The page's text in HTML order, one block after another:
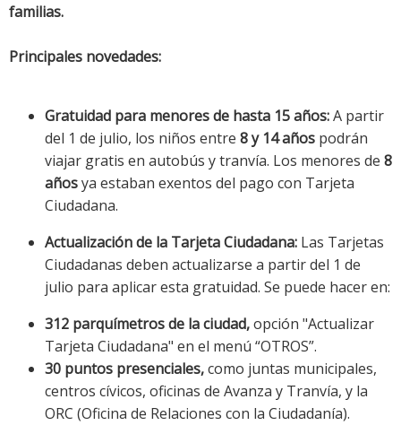
familias.
Principales novedades:
Gratuidad para menores de hasta 15 años:A partir
del 1 de julio, los niños entre 8 y 14 años podrán
viajar gratis en autobús y tranvía. Los menores de 8
añosya estaban exentos del pago con Tarjeta
Ciudadana.
Actualización de la Tarjeta Ciudadana: Las Tarjetas
Ciudadanas deben actualizarse a partir del 1 de
julio para aplicar esta gratuidad. Se puede hacer en:
312 parquímetros de la ciudad,opción "Actualizar
Tarjeta Ciudadana" en el menú “OTROS”.
30 puntos presenciales,como juntas municipales,
centros cívicos, oficinas de Avanza y Tranvía, y la
ORC (Oficina de Relaciones con la Ciudadanía).